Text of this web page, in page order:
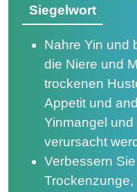
Siegelwort
Nahre Yin und
die Niere und
trockenen
Appetit und
Yinmangel
verursacht
Verbessern